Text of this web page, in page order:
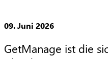
09. Juni 2026
GetManage ist die